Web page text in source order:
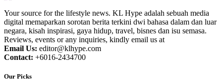
Your source for the lifestyle news. KL Hype adalah sebuah media
digital memaparkan sorotan berita terkini dwi bahasa dalam dan luar
negara, kisah inspirasi, gaya hidup, travel, bisnes dan isu semasa.
Reviews, events or any inquiries, kindly email us at
Email Us: editor@klhype.com
Contact: +6016-2434700
Our Picks